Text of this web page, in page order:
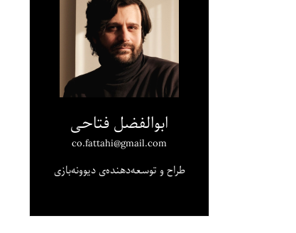
ابوالفضل فتاحی
co.fattahi@gmail.com
طراح و توسعه‌دهنده‌ی دیوونه‌بازی